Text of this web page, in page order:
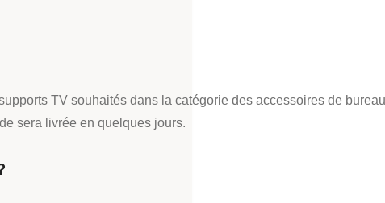
TV souhaités dans la catégorie des accessoires de
sera livrée en quelques jours.